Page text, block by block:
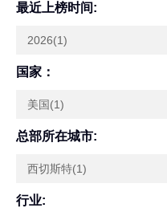
最近上榜时间:
2026(1)
国家：
美国(1)
总部所在城市:
西切斯特(1)
行业: